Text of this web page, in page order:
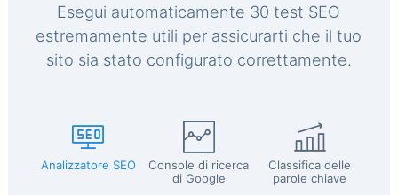
Esegui automaticamente 30 test SEO
estremamente utili per assicurarti che il tuo
sito sia stato configurato correttamente.
Analizzatore SEO
Console di ricerca
di Google
Classifica delle
parole chiave